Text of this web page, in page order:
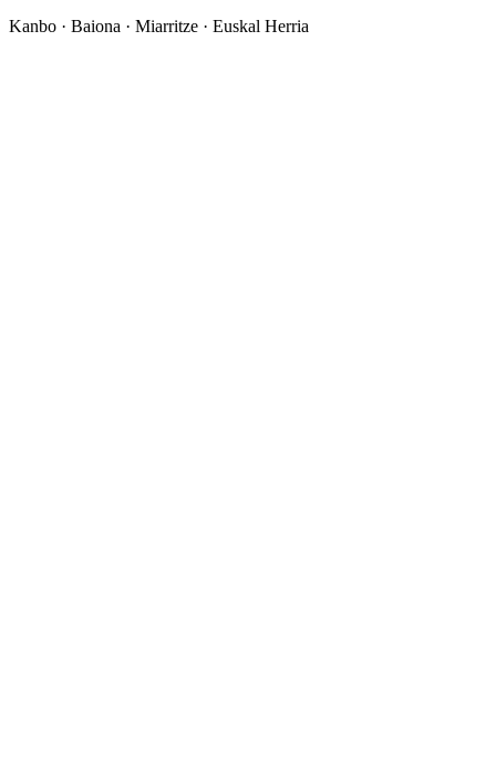
Kanbo · Baiona · Miarritze · Euskal Herria